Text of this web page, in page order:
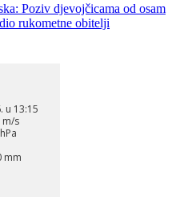
Poziv djevojčicama od osam
rukometne obitelji